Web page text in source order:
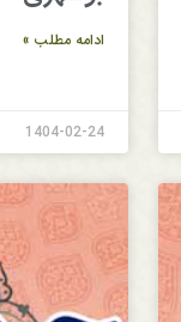
ادامه مطلب »
1404-02-24